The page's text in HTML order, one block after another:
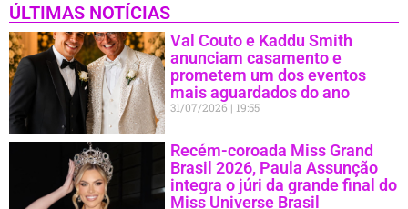
ÚLTIMAS NOTÍCIAS
Val Couto e Kaddu Smith
anunciam casamento e
prometem um dos eventos
mais aguardados do ano
31/07/2026 19:55
Recém-coroada Miss Grand
Brasil 2026, Paula Assunção
integra o júri da grande final do
Miss Universe Brasil